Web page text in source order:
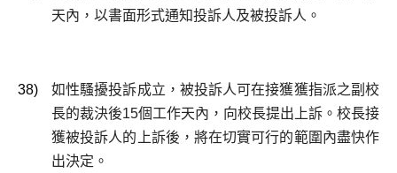
天內，以書面形式通知投訴人及被投訴人。
38)
如性騷擾投訴成立，被投訴人可在接獲獲指派之副校
長的裁決後15個工作天內，向校長提出上訴。校長接
獲被投訴人的上訴後，將在切實可行的範圍內盡快作
出決定。